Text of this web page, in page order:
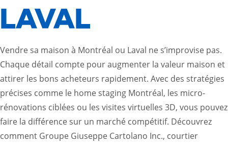
LAVAL
Vendre sa maison à Montréal ou Laval ne s’improvise pas.
Chaque détail compte pour augmenter la valeur maison et
attirer les bons acheteurs rapidement. Avec des stratégies
précises comme le home staging Montréal, les micro-
rénovations ciblées ou les visites virtuelles 3D, vous pouvez
faire la différence sur un marché compétitif. Découvrez
comment Groupe Giuseppe Cartolano Inc., courtier